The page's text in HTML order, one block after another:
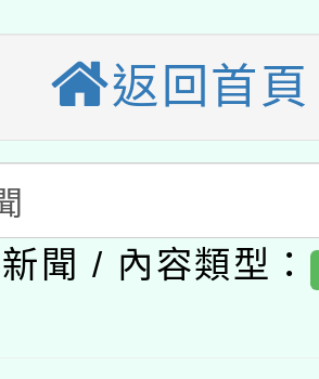
理115年度閱讀
推動專業研習
賦能─人工智慧
素養講師名單
內容與教學軟體
陸委員會函釋公
赴陸應申請許可
經濟部水利署委託
返回首頁
聞 / 內容類型：